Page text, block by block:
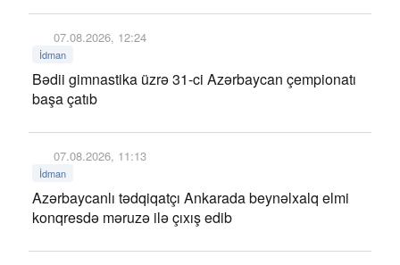
07.08.2026, 12:24
İdman
Bədii gimnastika üzrə 31-ci Azərbaycan çempionatı
başa çatıb
07.08.2026, 11:13
İdman
Azərbaycanlı tədqiqatçı Ankarada beynəlxalq elmi
konqresdə məruzə ilə çıxış edib